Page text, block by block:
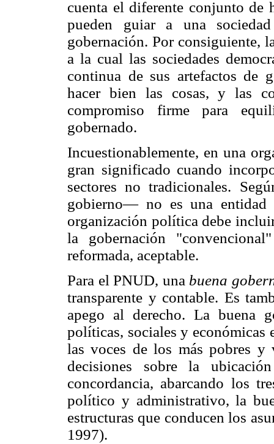
cuenta el diferente conjunto de
pueden guiar a una
gobernación. Por consiguiente,
a la cual las sociedades
continua de sus artefactos de
hacer bien las cosas, y las
compromiso firme para
gobernado.
Incuestionablemente, en una
gran significado cuando
sectores no tradicionales.
gobierno— no es una entidad
organización política debe
la gobernación
reformada, aceptable.
Para el PNUD, una buena
transparente y contable. Es
apego al derecho. La buena
políticas, sociales y económicas
las voces de los más pobres y
decisiones sobre la
concordancia, abarcando los
político y administrativo, la
estructuras que conducen los
1997).